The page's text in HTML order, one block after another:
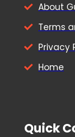
About
Terms
Privacy
Home
Quick